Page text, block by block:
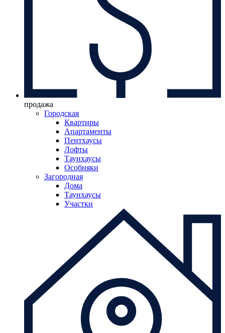
продажа
Городская
Квартиры
Апартаменты
Пентхаусы
Лофты
Таунхаусы
Особняки
Загородная
Дома
Таунхаусы
Участки